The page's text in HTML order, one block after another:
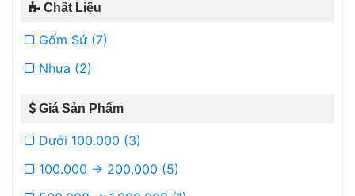
Chất Liệu
Gốm Sứ (7)
Nhựa (2)
Giá Sản Phẩm
Dưới 100.000 (3)
100.000 -> 200.000 (5)